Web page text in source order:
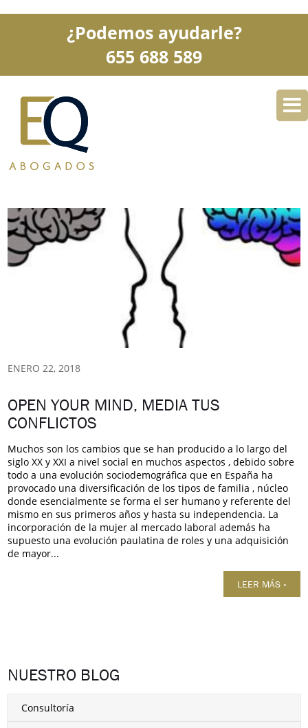
¿Podemos ayudarle?
655 688 589
SERVICIOS
BLOG CONTACTO
ENERO 22, 2018
OPEN YOUR MIND, MEDIA TUS
CONFLICTOS
Muchos son los cambios que se han producido a lo largo del
siglo XX y XXI a nivel social en muchos aspectos , debido sobre
todo a una evolución sociodemográfica que en España ha
provocado una diversificación de los tipos de familia , núcleo
donde esencialmente se forma el ser humano y referente del
mismo en sus primeros años y hasta su independencia. La
incorporación de la mujer al mercado laboral además ha
supuesto una evolución paulatina de roles y una adquisición
de mayor...
LEER MÁS »
NUESTRO BLOG
Consultoría